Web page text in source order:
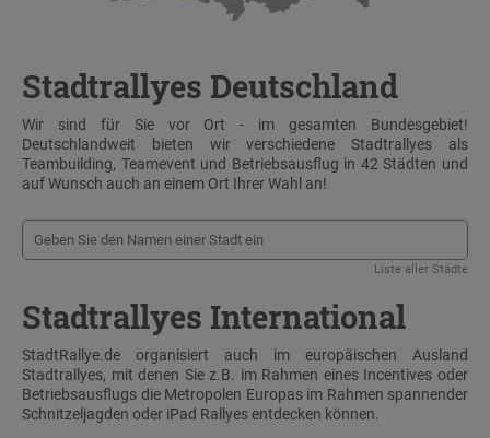
Stadtrallyes Deutschland
Wir sind für Sie vor Ort - im gesamten Bundesgebiet!
Deutschlandweit bieten wir verschiedene Stadtrallyes als
Teambuilding, Teamevent und Betriebsausflug in 42 Städten und
auf Wunsch auch an einem Ort Ihrer Wahl an!
Liste aller Städte
Stadtrallyes International
StadtRallye.de organisiert auch im europäischen Ausland
Stadtrallyes, mit denen Sie z.B. im Rahmen eines Incentives oder
Betriebsausflugs die Metropolen Europas im Rahmen spannender
Schnitzeljagden oder iPad Rallyes entdecken können.